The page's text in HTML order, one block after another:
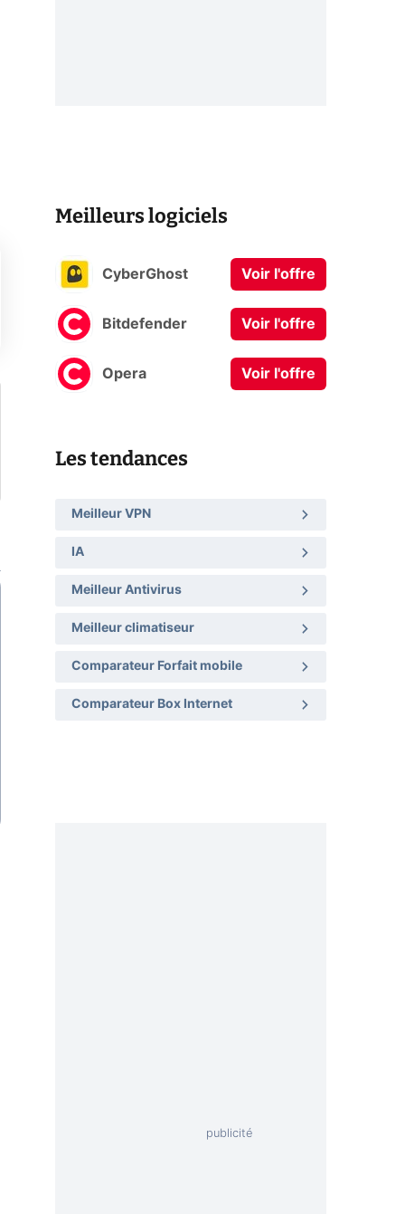
Meilleurs logiciels
CyberGhost Voir l'offre
Bitdefender Voir l'offre
Opera Voir l'offre
Les tendances
Meilleur VPN
IA
Meilleur Antivirus
Meilleur climatiseur
Comparateur Forfait mobile
Comparateur Box Internet